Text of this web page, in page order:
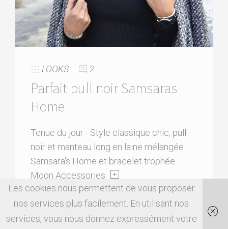
LOOKS 2
Parfait pull noir Samsaras
Home
Tenue du jour - Style classique chic, pull
noir et manteau long en laine mélangée
Samsara's Home et bracelet trophée
Moon Accessories.
Les cookies nous permettent de vous proposer
nos services plus facilement. En utilisant nos
services, vous nous donnez expressément votre